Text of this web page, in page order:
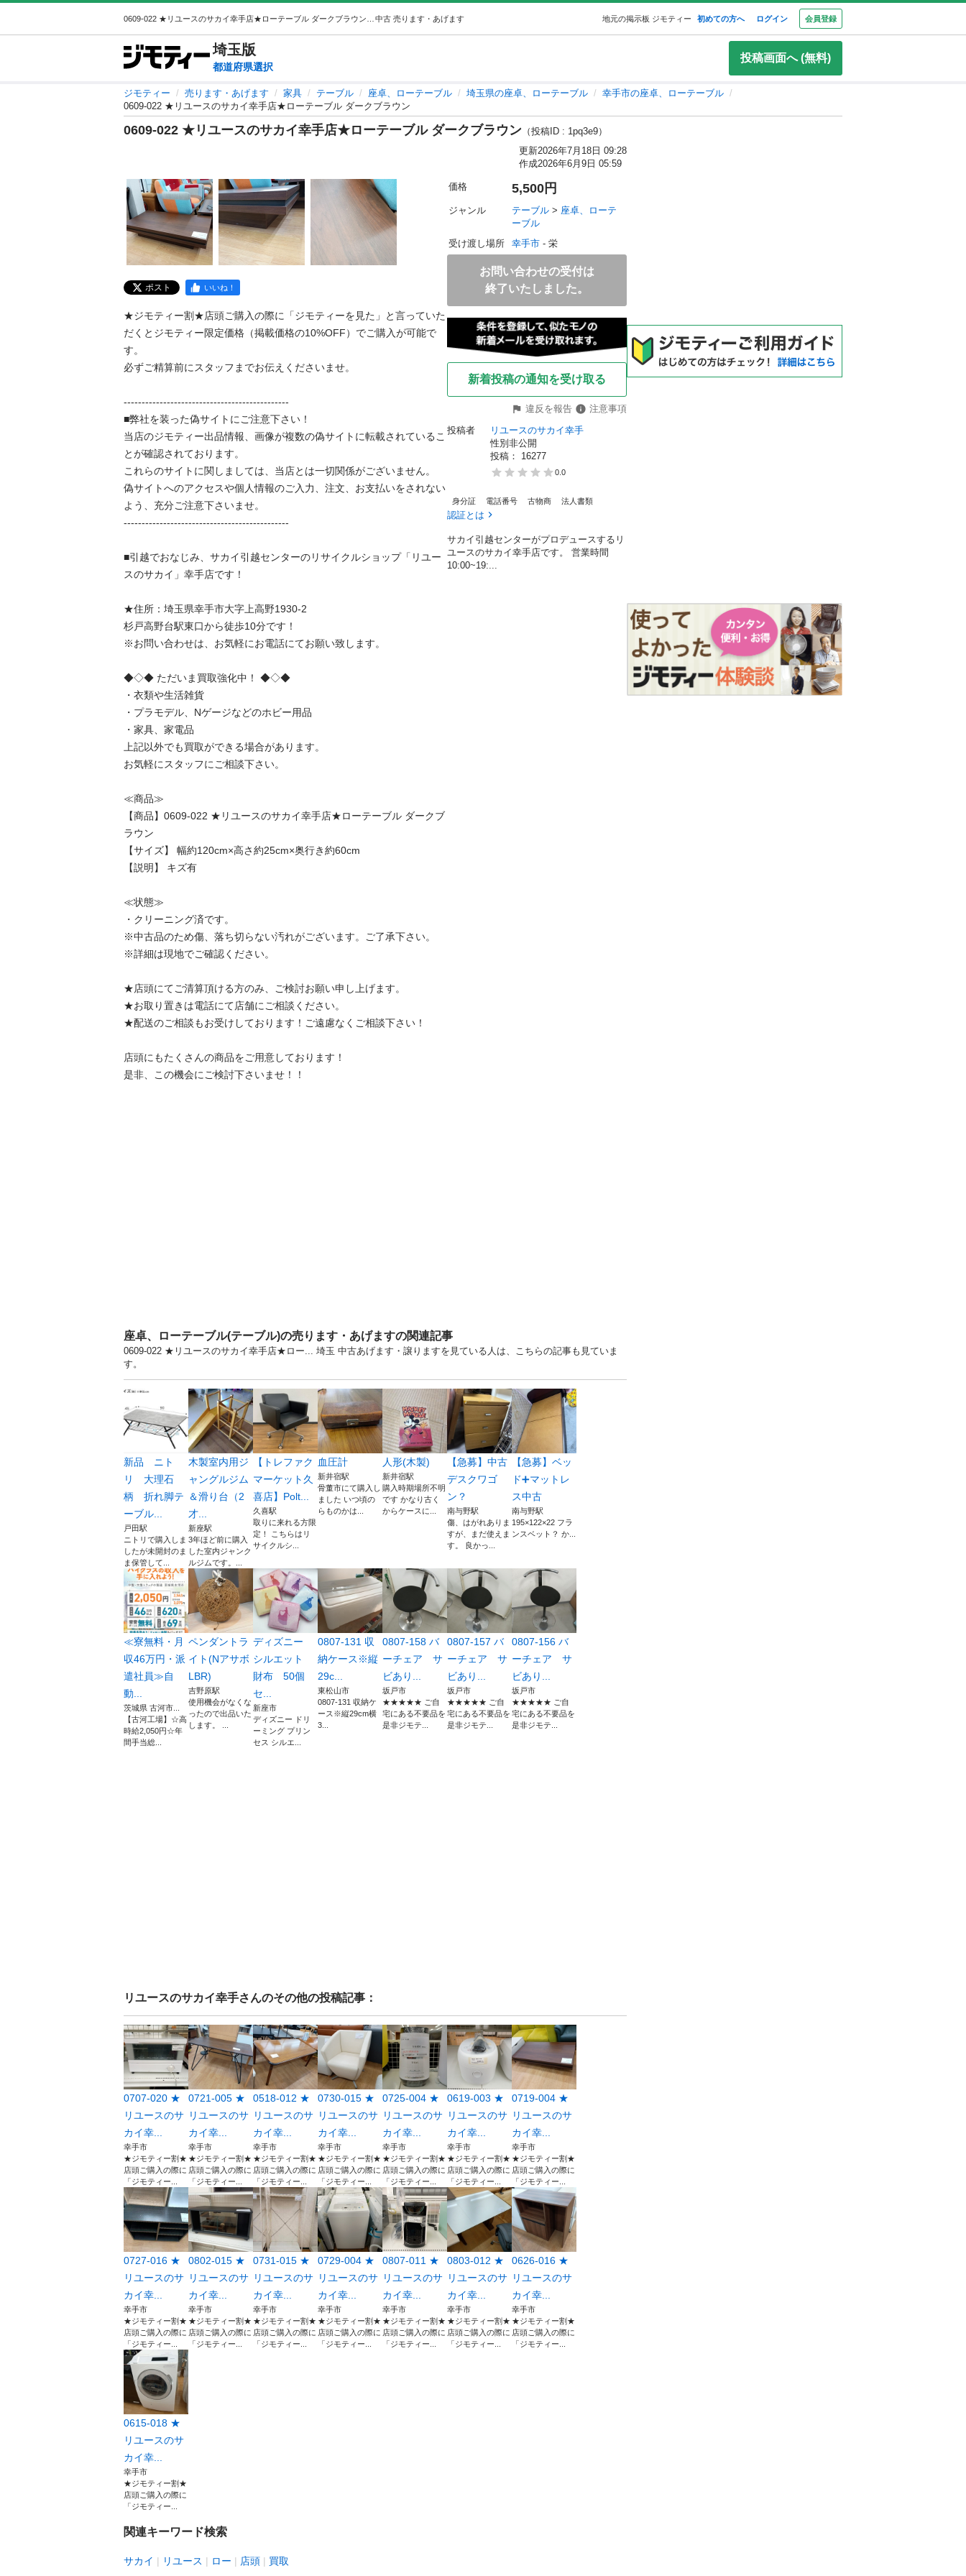
中古 売ります・あげます 地元の掲示板 ジモティー 初めての方へ ログイン 会員登録
埼玉版
都道府県選択
投稿画面へ (無料)
ジモティー 売ります・あげます 家具 テーブル 座卓、ローテーブル 埼玉県の座卓、ローテーブル
幸手市の座卓、ローテーブル
0609-022 ★リユースのサカイ幸手店★ローテーブル ダークブラウン
0609-022 ★リユースのサカイ幸手店★ローテーブル ダークブラウン （投稿ID : 1pq3e9）
更新2026年7月18日 09:28
作成2026年6月9日 05:59
ポスト いいね！
★ジモティー割★店頭ご購入の際に「ジモティーを見た」と言っていた
だくとジモティー限定価格（掲載価格の10%OFF）でご購入が可能で
す。
必ずご精算前にスタッフまでお伝えくださいませ。
----------------------------------------------
■弊社を装った偽サイトにご注意下さい！
当店のジモティー出品情報、画像が複数の偽サイトに転載されているこ
とが確認されております。
これらのサイトに関しましては、当店とは一切関係がございません。
偽サイトへのアクセスや個人情報のご入力、注文、お支払いをされない
よう、充分ご注意下さいませ。
----------------------------------------------
■引越でおなじみ、サカイ引越センターのリサイクルショップ「リユー
スのサカイ」幸手店です！
★住所：埼玉県幸手市大字上高野1930-2
杉戸高野台駅東口から徒歩10分です！
※お問い合わせは、お気軽にお電話にてお願い致します。
◆◇◆ ただいま買取強化中！ ◆◇◆
・衣類や生活雑貨
・プラモデル、Nゲージなどのホビー用品
・家具、家電品
上記以外でも買取ができる場合があります。
お気軽にスタッフにご相談下さい。
≪商品≫
【商品】0609-022 ★リユースのサカイ幸手店★ローテーブル ダークブ
ラウン
【サイズ】 幅約120cm×高さ約25cm×奥行き約60cm
【説明】 キズ有
≪状態≫
・クリーニング済です。
※中古品のため傷、落ち切らない汚れがございます。ご了承下さい。
※詳細は現地でご確認ください。
★店頭にてご清算頂ける方のみ、ご検討お願い申し上げます。
★お取り置きは電話にて店舗にご相談ください。
★配送のご相談もお受けしております！ご遠慮なくご相談下さい！
店頭にもたくさんの商品をご用意しております！
価格 5,500円
ジャンル テーブル > 座卓、ローテ
ーブル
受け渡し場所
幸手市 - 栄
お問い合わせの受付は
終了いたしました。
新着投稿の通知を受け取る
違反を報告
注意事項
投稿者
リユースのサカイ幸手
性別非公開
投稿： 16277
0.0
身分証 電話番号 古物商 法人書類
認証とは
サカイ引越センターがプロデュースするリ
ユースのサカイ幸手店です。 営業時間
10:00~19:...
座卓、ローテーブル(テーブル)の売ります・あげますの関連記事
0609-022 ★リユースのサカイ幸手店★ロー... 埼玉 中古あげます・譲りますを見ている人は、こちらの記事も見ていま
す。
新品 ニト
リ 大理石
柄 折れ脚テ
ーブル...
戸田駅
ニトリで購入しま
したが未開封のま
ま保管して...
木製室内用ジ
ャングルジム
＆滑り台（2
才...
新座駅
3年ほど前に購入
した室内ジャンク
ルジムです。...
【トレファク
マーケット久
喜店】Polt...
久喜駅
取りに来れる方限
定！ こちらはリ
サイクルシ...
血圧計
新井宿駅
骨董市にて購入し
ました いつ頃の
らものかは...
人形(木製)
新井宿駅
購入時期場所不明
です かなり古く
からケースに...
【急募】中古
デスクワゴ
ン？
南与野駅
傷、はがれありま
すが、まだ使えま
す。 良かっ...
【急募】ベッ
ド➕マットレ
ス中古
南与野駅
195×122×22 フラ
ンスベット？ か...
≪寮無料・月
収46万円・派
遣社員≫自
動...
茨城県 古河市...
【古河工場】☆高
時給2,050円☆年
間手当総...
ペンダントラ
イト(Nアサボ
LBR)
吉野原駅
使用機会がなくな
ったので出品いた
します。 ...
ディズニー
シルエット
財布 50個
セ...
新座市
ディズニー ドリ
ーミング プリン
セス シルエ...
0807-131 収
納ケース※縦
29c...
東松山市
0807-131 収納ケ
ース※縦29cm横
3...
0807-158 バ
ーチェア サ
ビあり...
坂戸市
★★★★★ ご自
宅にある不要品を
是非ジモテ...
0807-157 バ
ーチェア サ
ビあり...
坂戸市
★★★★★ ご自
宅にある不要品を
是非ジモテ...
0807-156 バ
ーチェア サ
ビあり...
坂戸市
★★★★★ ご自
宅にある不要品を
是非ジモテ...
リユースのサカイ幸手さんのその他の投稿記事：
0707-020 ★
リユースのサ
カイ幸...
幸手市
★ジモティー割★
店頭ご購入の際に
「ジモティー...
0721-005 ★
リユースのサ
カイ幸...
幸手市
★ジモティー割★
店頭ご購入の際に
「ジモティー...
0518-012 ★
リユースのサ
カイ幸...
幸手市
★ジモティー割★
店頭ご購入の際に
「ジモティー...
0730-015 ★
リユースのサ
カイ幸...
幸手市
★ジモティー割★
店頭ご購入の際に
「ジモティー...
0725-004 ★
リユースのサ
カイ幸...
幸手市
★ジモティー割★
店頭ご購入の際に
「ジモティー...
0619-003 ★
リユースのサ
カイ幸...
幸手市
★ジモティー割★
店頭ご購入の際に
「ジモティー...
0719-004 ★
リユースのサ
カイ幸...
幸手市
★ジモティー割★
店頭ご購入の際に
「ジモティー...
0727-016 ★
リユースのサ
カイ幸...
幸手市
★ジモティー割★
店頭ご購入の際に
「ジモティー...
0802-015 ★
リユースのサ
カイ幸...
幸手市
★ジモティー割★
店頭ご購入の際に
「ジモティー...
0731-015 ★
リユースのサ
カイ幸...
幸手市
★ジモティー割★
店頭ご購入の際に
「ジモティー...
0729-004 ★
リユースのサ
カイ幸...
幸手市
★ジモティー割★
店頭ご購入の際に
「ジモティー...
0807-011 ★
リユースのサ
カイ幸...
幸手市
★ジモティー割★
店頭ご購入の際に
「ジモティー...
0803-012 ★
リユースのサ
カイ幸...
幸手市
★ジモティー割★
店頭ご購入の際に
「ジモティー...
0626-016 ★
リユースのサ
カイ幸...
幸手市
★ジモティー割★
店頭ご購入の際に
「ジモティー...
0615-018 ★
リユースのサ
カイ幸...
幸手市
★ジモティー割★
店頭ご購入の際に
「ジモティー...
関連キーワード検索
サカイ リユース ロー 店頭 買取